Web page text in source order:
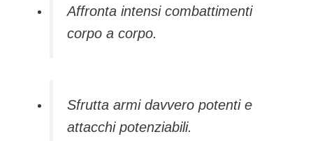
Affronta intensi combattimenti
corpo a corpo.
Sfrutta armi davvero potenti e
attacchi potenziabili.